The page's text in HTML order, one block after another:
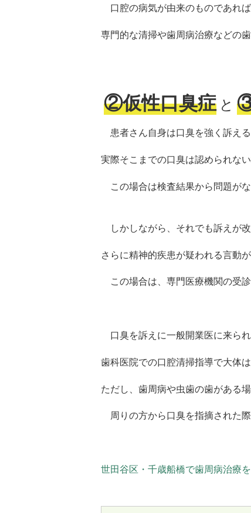
口腔の病気が由来のものであれば
専門的な清掃や歯周病治療などの
②仮性口臭症 と
患者さん自身は口臭を強く訴える
実際そこまでの口臭は認められな
この場合は検査結果から問題がな
しかしながら、それでも訴えが改
さらに精神的疾患が疑われる言動
この場合は、専門医療機関の受診
口臭を訴えに一般開業医に来ら
歯科医院での口腔清掃指導で大体は
ただし、 歯周病や虫歯の歯がある
周りの方から口臭を指摘された
世田谷区・千歳船橋で歯周病治療